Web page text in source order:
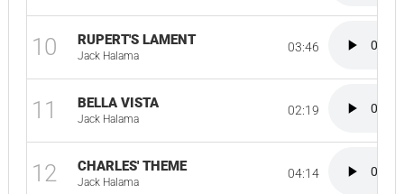
10 RUPERT'S LAMENT
Jack Halama
03:46
11 BELLA VISTA
Jack Halama
02:19
12 CHARLES' THEME
Jack Halama
04:14